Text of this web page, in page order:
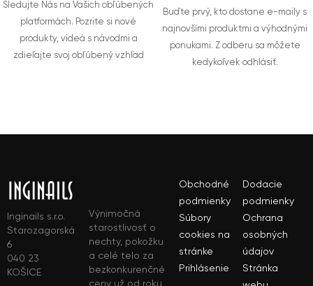
Sledujte Nás na Vašich obľúbených
platformách. Pozrite si nové
produkty, videá s návodmi a
zdieľajte svoj obľúbený vzhľad
Buďte prvý, kto dostane e-maily s
najnovšími produktmi a výhodnými
ponukami. Z odberu sa môžete
kedykoľvek odhlásiť.
Inginails s.r.o.
Starozagorská
6
040 23
KOŠICE
Výnimočná
starostlivosť o
nechty, pokožku
a celé telo za
bezkonkurenčné
ceny už od roku
Obchodné
podmienky
Dodacie
podmienky
Súbory
cookies na
stránke
Ochrana
osobných
údajov
Prihlásenie
Stránka